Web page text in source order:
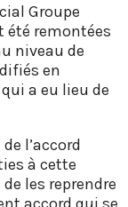
Groupe
été remontées
niveau de
en
a eu lieu de
l’accord
à cette
les reprendre
accord qui se